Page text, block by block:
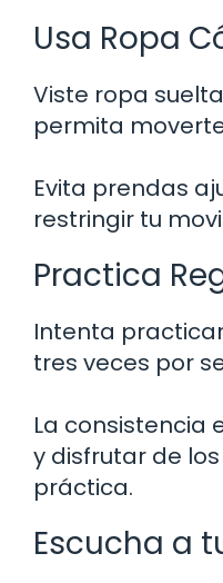
Usa Ropa
Viste ropa
permita
Evita prendas
restringir tu
Practica
Intenta
tres veces por
La consistencia
y disfrutar de
práctica.
Escucha a